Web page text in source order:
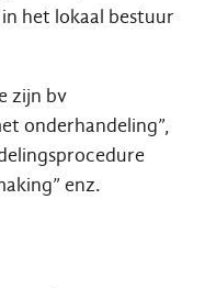
het lokaal bestuur
zijn bv
onderhandeling”,
enz.